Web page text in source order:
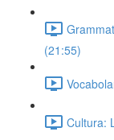
(21:55)
Cultura: